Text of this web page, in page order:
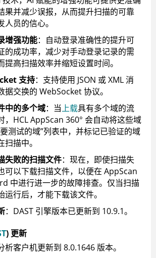
果并减少误报，从而提升扫描的可靠
人员的信心。
增强功能：自动登录准确性的提升可
的成功率，减少对手动登录记录的需
提高扫描效率并缩短设置时间。
支持：支持使用 JSON 或 XML 消
据交换的 WebSocket 协议。
中的多个域：当上载具有多个域的流
HCL AppScan 360° 会自动将这些域
测试的域”列表中，并标记已验证的域
扫描中。
失败的扫描文件：现在，即使扫描失
可以下载扫描文件，以便在 AppScan
中进行进一步的故障排查。仅当扫描
运行后，才能下载该文件。
：DAST 引擎版本已更新到 10.9.1。
) 更新
析客户机更新到 8.0.1646 版本。